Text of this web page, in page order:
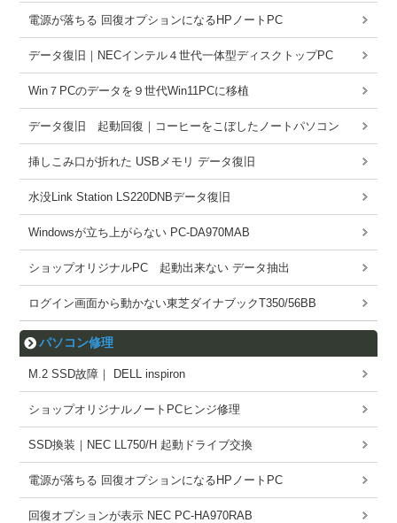
電源が落ちる 回復オプションになるHPノートPC
データ復旧｜NECインテル４世代一体型ディスクトップPC
Win７PCのデータを９世代Win11PCに移植
データ復旧 起動回復｜コーヒーをこぼしたノートパソコン
挿しこみ口が折れた USBメモリ データ復旧
水没Link Station LS220DNBデータ復旧
Windowsが立ち上がらない PC-DA970MAB
ショップオリジナルPC 起動出来ない データ抽出
ログイン画面から動かない東芝ダイナブックT350/56BB
パソコン修理
M.2 SSD故障｜ DELL inspiron
ショップオリジナルノートPCヒンジ修理
SSD換装｜NEC LL750/H 起動ドライブ交換
電源が落ちる 回復オプションになるHPノートPC
回復オプションが表示 NEC PC-HA970RAB